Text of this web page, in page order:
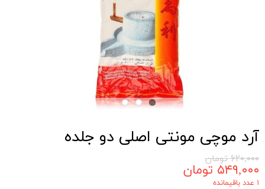
آرد موچی مونتی اصلی دو جلده
۶۲۰,۰۰۰ تومان
۵۴۹,۰۰۰ تومان
۱ عدد باقیمانده